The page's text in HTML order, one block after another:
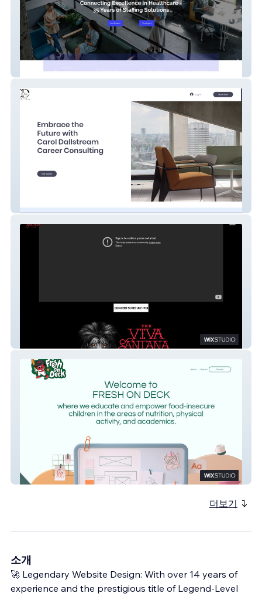
Fresh On Deck
더보기
소개
🚀 Legendary Website Design: With over 14 years of
experience and the prestigious title of Legend-Level